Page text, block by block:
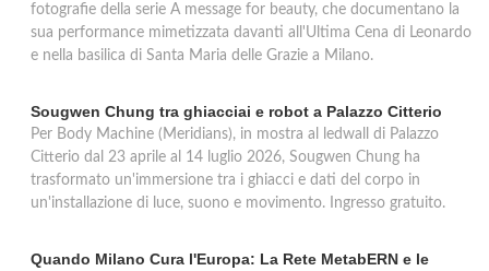
fotografie della serie A message for beauty, che documentano la
sua performance mimetizzata davanti all'Ultima Cena di Leonardo
e nella basilica di Santa Maria delle Grazie a Milano.
Sougwen Chung tra ghiacciai e robot a Palazzo Citterio
Per Body Machine (Meridians), in mostra al ledwall di Palazzo
Citterio dal 23 aprile al 14 luglio 2026, Sougwen Chung ha
trasformato un'immersione tra i ghiacci e dati del corpo in
un'installazione di luce, suono e movimento. Ingresso gratuito.
Quando Milano Cura l'Europa: La Rete MetabERN e le